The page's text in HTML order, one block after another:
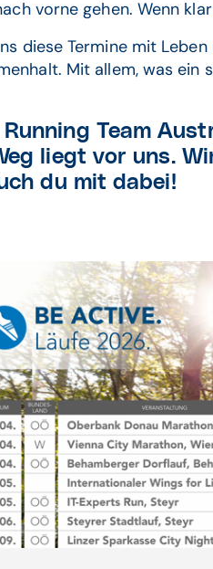
vorne gehen. Wenn
diese Termine mit
Mit allem, was ein
Running Team
liegt vor uns.
du mit dabei!